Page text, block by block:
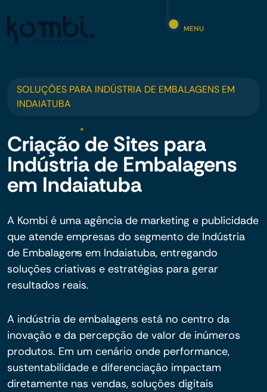
MENU
SOLUÇÕES PARA INDÚSTRIA DE EMBALAGENS EM
INDAIATUBA
Criação de Sites para
Indústria de Embalagens
em Indaiatuba
A Kombi é uma agência de marketing e publicidade
que atende empresas do segmento de Indústria
de Embalagens em Indaiatuba, entregando
soluções criativas e estratégias para gerar
resultados reais.
A indústria de embalagens está no centro da
inovação e da percepção de valor de inúmeros
produtos. Em um cenário onde performance,
sustentabilidade e diferenciação impactam
diretamente nas vendas, soluções digitais